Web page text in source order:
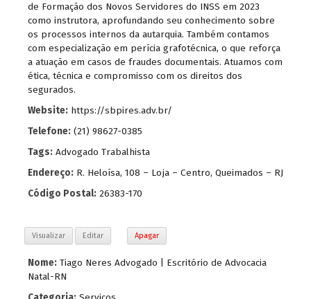
de Formação dos Novos Servidores do INSS em 2023
como instrutora, aprofundando seu conhecimento sobre
os processos internos da autarquia. Também contamos
com especialização em perícia grafotécnica, o que reforça
a atuação em casos de fraudes documentais. Atuamos com
ética, técnica e compromisso com os direitos dos
segurados.
Website: https://sbpires.adv.br/
Telefone: (21) 98627-0385
Tags: Advogado Trabalhista
Endereço: R. Heloísa, 108 – Loja – Centro, Queimados – RJ
Código Postal: 26383-170
Visualizar Editar Apagar
Nome: Tiago Neres Advogado | Escritório de Advocacia
Natal-RN